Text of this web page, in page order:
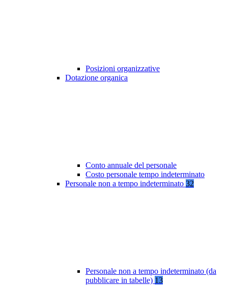
Posizioni organizzative
Dotazione organica
Conto annuale del personale
Costo personale tempo indeterminato
Personale non a tempo indeterminato 32
Personale non a tempo indeterminato (da
pubblicare in tabelle) 13